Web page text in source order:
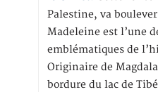
Palestine, va
Madeleine est l’une
emblématiques de
Originaire de
bordure du lac de